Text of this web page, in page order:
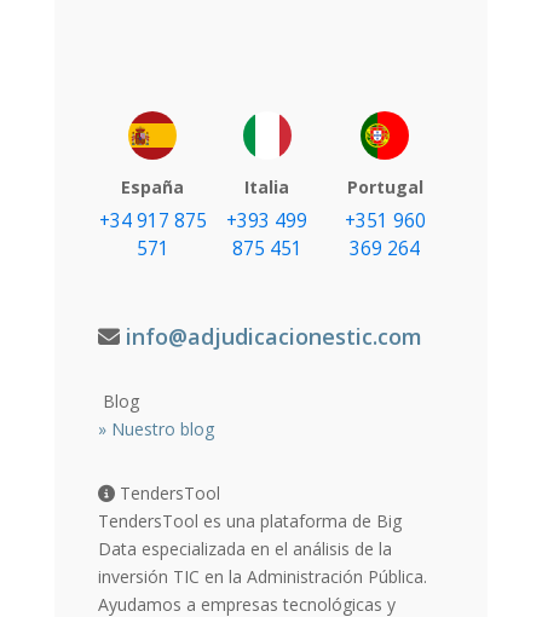
España
+34 917 875
571
Italia
+393 499
875 451
Portugal
+351 960
369 264
info@adjudicacionestic.com
Blog
» Nuestro blog
TendersTool
TendersTool es una plataforma de Big
Data especializada en el análisis de la
inversión TIC en la Administración Pública.
Ayudamos a empresas tecnológicas y